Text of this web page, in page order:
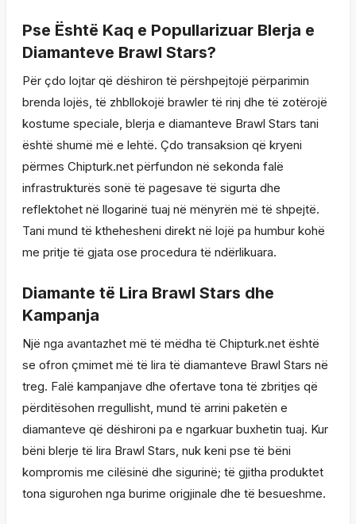
Pse Është Kaq e Popullarizuar Blerja e
Diamanteve Brawl Stars?
Për çdo lojtar që dëshiron të përshpejtojë përparimin
brenda lojës, të zhbllokojë brawler të rinj dhe të zotërojë
kostume speciale, blerja e diamanteve Brawl Stars tani
është shumë më e lehtë. Çdo transaksion që kryeni
përmes Chipturk.net përfundon në sekonda falë
infrastrukturës sonë të pagesave të sigurta dhe
reflektohet në llogarinë tuaj në mënyrën më të shpejtë.
Tani mund të kthehesheni direkt në lojë pa humbur kohë
me pritje të gjata ose procedura të ndërlikuara.
Diamante të Lira Brawl Stars dhe
Kampanja
Një nga avantazhet më të mëdha të Chipturk.net është
se ofron çmimet më të lira të diamanteve Brawl Stars në
treg. Falë kampanjave dhe ofertave tona të zbritjes që
përditësohen rregullisht, mund të arrini paketën e
diamanteve që dëshironi pa e ngarkuar buxhetin tuaj. Kur
bëni blerje të lira Brawl Stars, nuk keni pse të bëni
kompromis me cilësinë dhe sigurinë; të gjitha produktet
tona sigurohen nga burime origjinale dhe të besueshme.